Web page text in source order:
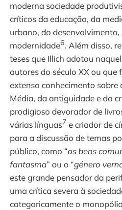
moderna sociedade
críticos da educação, da
urbano, do desenvolvimento,
modernidade6. Além disso,
teses que Illich adotou
autores do século XX ou que
extenso conhecimento sobre
Média, da antiguidade e do
prodigioso devorador de
várias línguas7 e criador de
para a discussão de temas
público, como “os bens
fantasma” ou o “género
este grande pensador da
uma crítica severa à
categoricamente o